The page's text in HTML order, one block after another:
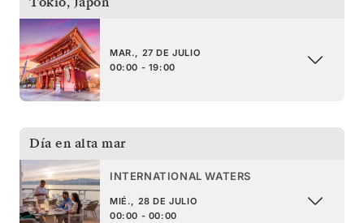
MAR., 27 DE JULIO
00:00 - 19:00
Día en alta mar
INTERNATIONAL WATERS
MIÉ., 28 DE JULIO
00:00 - 00:00